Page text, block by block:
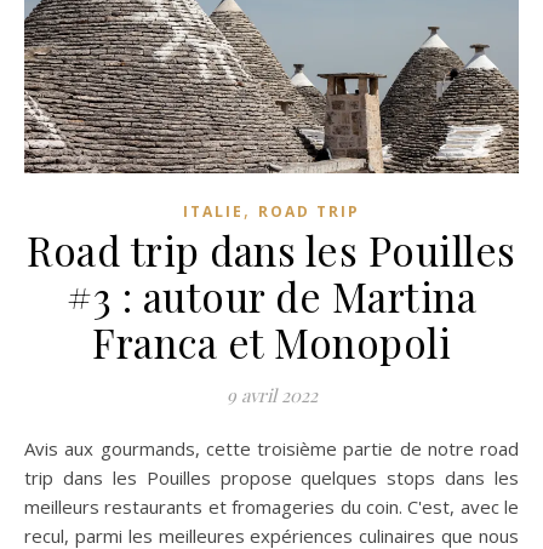
ITALIE , ROAD TRIP
Road trip dans les Pouilles
#3 : autour de Martina
Franca et Monopoli
9 avril 2022
Avis aux gourmands, cette troisième partie de notre road
trip dans les Pouilles propose quelques stops dans les
meilleurs restaurants et fromageries du coin. C'est, avec le
recul, parmi les meilleures expériences culinaires que nous